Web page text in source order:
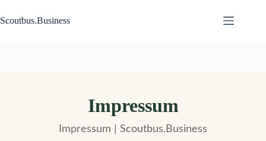
Inhalt
springen
Scoutbus.Business
Impressum
Impressum | Scoutbus.Business